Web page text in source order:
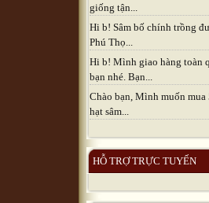
giống tận...
Hi b! Sâm bố chính trồng
Phú Thọ...
Hi b! Mình giao hàng toàn
bạn nhé. Bạn...
Chào bạn, Mình muốn mua
hạt sâm...
HỖ TRỢ TRỰC TUYẾN